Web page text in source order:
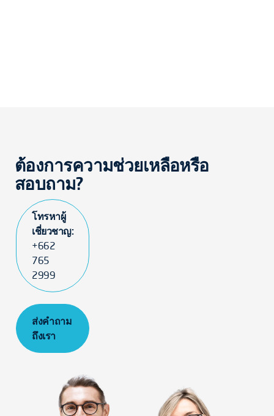
ต้องการความช่วยเหลือหรือ
สอบถาม?
โทรหาผู้
เชี่ยวชาญ:
+662
765
2999
ส่งคำถาม
ถึงเรา